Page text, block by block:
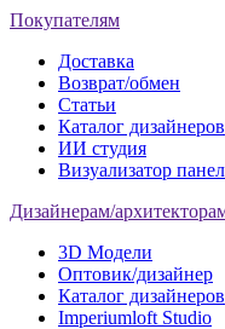
Покупателям
Доставка
Возврат/обмен
Статьи
Каталог дизайнеров
ИИ студия
Визуализатор
Дизайнерам/
3D Модели
Оптовик/дизайнер
Каталог дизайнеров
Imperiumloft Studio